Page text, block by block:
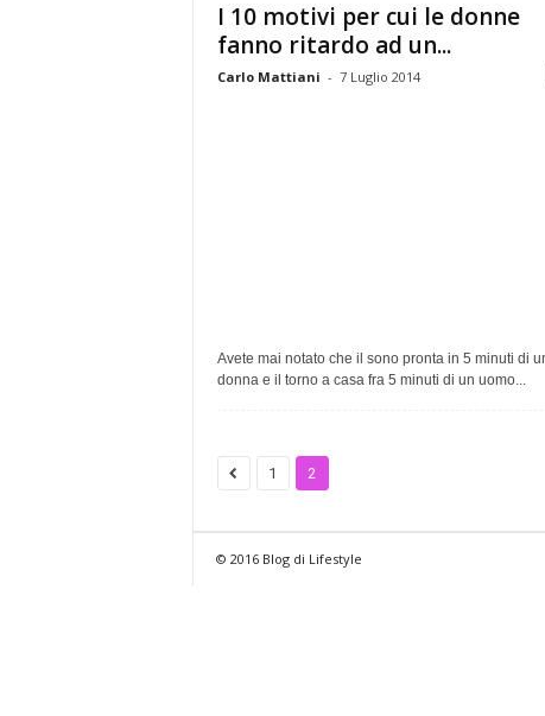
I 10 motivi per cui le donne
fanno ritardo ad un...
Carlo Mattiani - 7 Luglio 2014
Avete mai notato che il sono pronta in 5 minuti di
donna e il torno a casa fra 5 minuti di un uomo...
1 2
© 2016 Blog di Lifestyle